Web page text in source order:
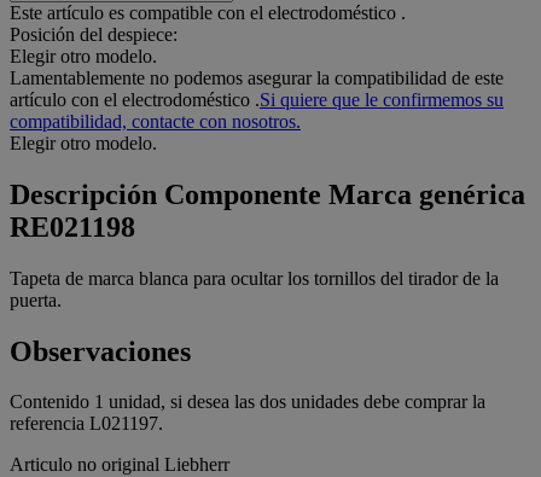
Este artículo es compatible con el electrodoméstico .
Posición del despiece:
Elegir otro modelo.
Lamentablemente no podemos asegurar la compatibilidad de este
artículo con el electrodoméstico .Si quiere que le confirmemos su
compatibilidad, contacte con nosotros.
Elegir otro modelo.
Descripción Componente Marca genérica
RE021198
Tapeta de marca blanca para ocultar los tornillos del tirador de la
puerta.
Observaciones
Contenido 1 unidad, si desea las dos unidades debe comprar la
referencia L021197.
Articulo no original Liebherr